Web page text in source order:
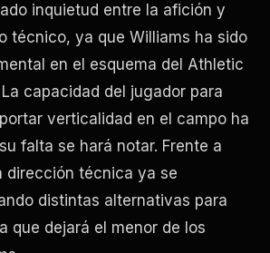
inquietud entre la afición y
técnico, ya que Williams ha sido
en el esquema del Athletic
capacidad del jugador para
verticalidad en el campo ha
falta se hará notar. Frente a
dirección técnica ya se
distintas alternativas para
que dejará el menor de los